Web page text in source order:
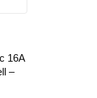
16A
–